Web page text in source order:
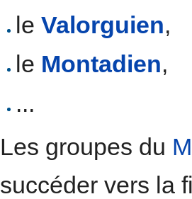
leValorguien,
le Montadien,
...
Les groupes du
succéder vers la